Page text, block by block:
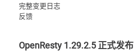
完整变更日志
反馈
OpenResty 1.29.2.5 正式发布